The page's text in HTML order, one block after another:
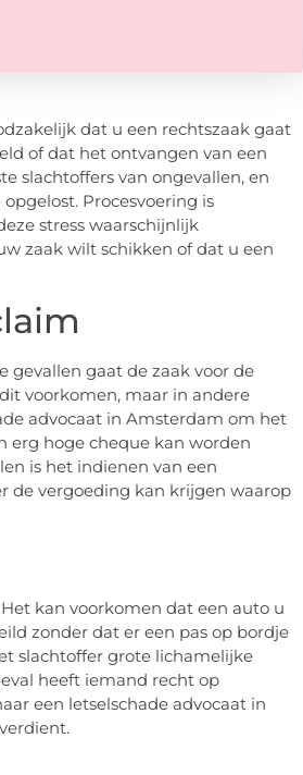
dat u een rechtszaak gaat
of dat het ontvangen van een
slachtoffers van ongevallen, en
Procesvoering is
stress waarschijnlijk
zaak wilt schikken of dat u een
gevallen gaat de zaak voor de
voorkomen, maar in andere
advocaat in Amsterdam om het
erg hoge cheque kan worden
is het indienen van een
de vergoeding kan krijgen waarop
kan voorkomen dat een auto u
zonder dat er een pas op bordje
slachtoffer grote lichamelijke
heeft iemand recht op
een letselschade advocaat in